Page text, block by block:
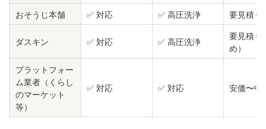
おそうじ本舗 ✅ 対応 ✅ 高圧洗浄 要見積も
ダスキン ✅ 対応 ✅ 高圧洗浄
要見積も
め）
プラットフォー
ム業者（くらし
のマーケット
等）
✅ 対応 ✅ 対応 安価〜中